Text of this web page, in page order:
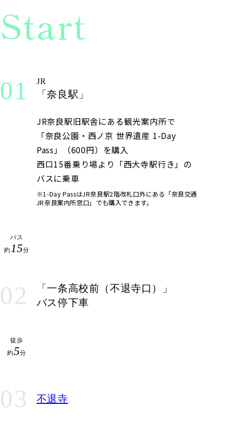
Start
01 JR
「奈良駅」
JR奈良駅旧駅舎にある観光案内所で
「奈良公園・西ノ京 世界遺産 1-Day
Pass」（600円）を購入
西口15番乗り場より「西大寺駅行き」の
バスに乗車
※1-Day PassはJR奈良駅2階改札口外にある「奈良交通
JR奈良案内所窓口」でも購入できます。
バス
約 15分
02 「一条高校前 （不退寺口）」
バス停下車
徒歩
約5分
03 不退寺